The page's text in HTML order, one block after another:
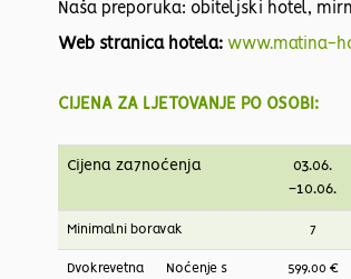
Naša preporuka: obiteljski hotel,
Web stranica hotela: www.matina-
CIJENA ZA LJETOVANJE PO OSOBI:
Cijena za7noćenja
03.06.
-10.06.
Minimalni boravak 7
Dvokrevetna
Noćenje s
599.00 €